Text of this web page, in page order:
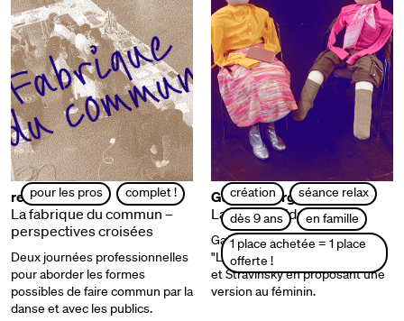
pour les pros complet !
rencontre pro
La fabrique du commun –
perspectives croisées
Deux journées professionnelles
pour aborder les formes
possibles de faire commun par la
danse et avec les publics.
création
séance relax
dès 9 ans
en famille
1 place achetée = 1 place
offerte !
Gaëlle Bourges
La petite soldate
Gaëlle Bourges réinvente
"L’Histoire du soldat" de Ramuz
et Stravinsky en proposant une
version au féminin.